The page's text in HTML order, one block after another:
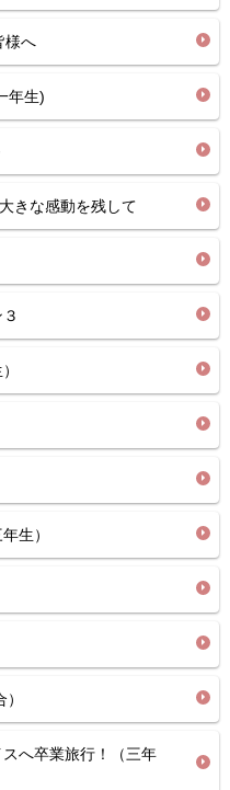
皆様へ
年生)
な感動を残して
生）
）
へ卒業旅行！（三年